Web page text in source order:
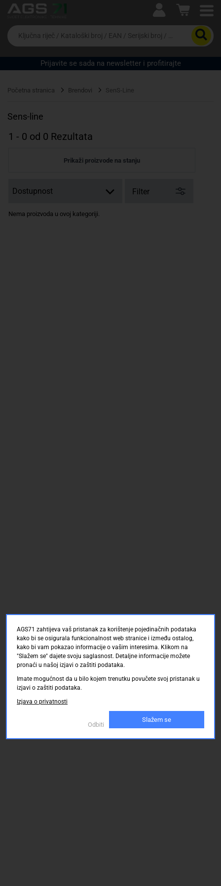
Ova postavka prilagođava asortiman proizvoda i
cijene vašim potrebama.
Da
biste
potražili
proizvod,
unesite
riječ,
EAN
serijski
Prijavite se sada na newsletter i profitirajte
Početna stranica Brendovi SenS-Line
Sens-line
1 - 0 od 0 Rezultata
Prikaži proizvode na stanju
Filter
Nema proizvoda u ovoj kategoriji.
AGS71 zahtijeva vaš pristanak za korištenje pojedinačnih podataka
kako bi se osigurala funkcionalnost web stranice i između ostalog,
kako bi vam pokazao informacije o vašim interesima. Klikom na
"Slažem se" dajete svoju saglasnost. Detaljne informacije možete
pronaći u našoj izjavi o zaštiti podataka.
Imate mogućnost da u bilo kojem trenutku povučete svoj pristanak u
izjavi o zaštiti podataka.
Izjava o privatnosti
Odbiti
Slažem se